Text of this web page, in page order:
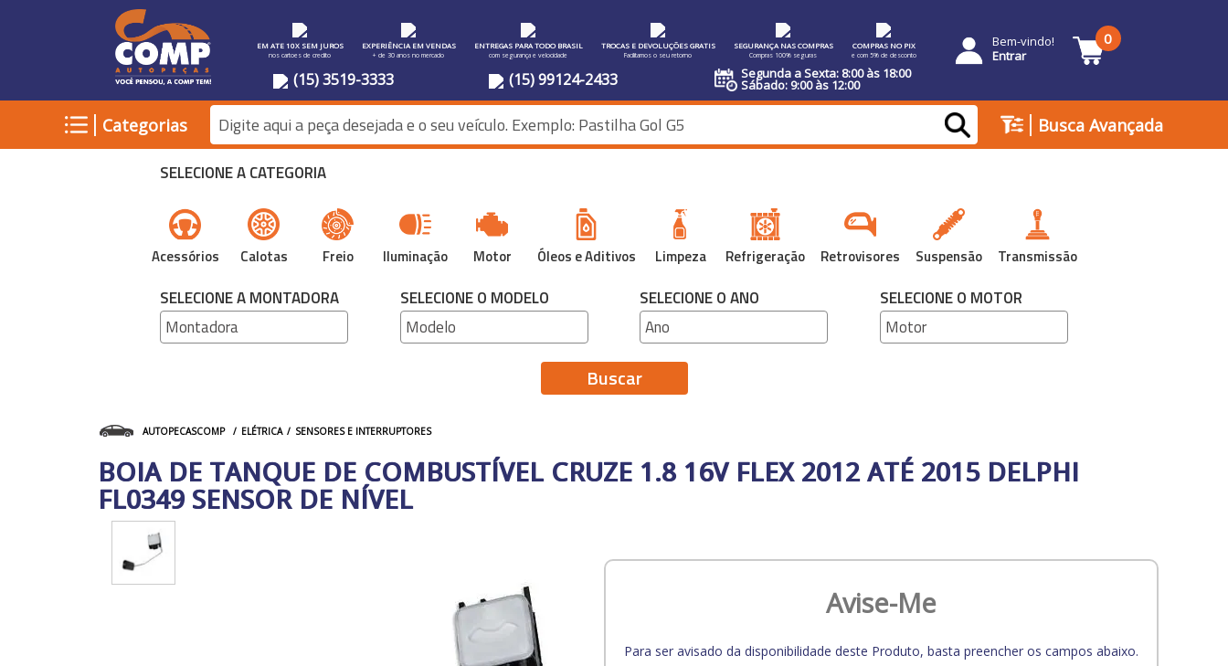
EM ATE 10X SEM JUROS
nos cartoes de credito
EXPERIÊNCIA EM VENDAS
+ de 30 anos no mercado
ENTREGAS PARA TODO BRASIL
com segurança e velocidade
TROCAS E DEVOLUÇÕES GRATIS
Facilitamos o seu retorno
SEGURANÇA NAS COMPRAS
Compras 100% seguras
COMPRAS NO PIX
e com 5% de desconto
(15) 3519-3333 (15) 99124-2433 Segunda a Sexta: 8:00 às 18:00
Sábado: 9:00 às 12:00
Bem-vindo!
Entrar
0
| Categorias | Busca Avançada
SELECIONE A CATEGORIA
Acessórios Calotas Freio Iluminação Motor Óleos e Aditivos Limpeza Refrigeração Retrovisores Suspensão Transmissão
SELECIONE A MONTADORA SELECIONE O MODELO SELECIONE O ANO SELECIONE O MOTOR
Buscar
AUTOPECASCOMP ELÉTRICA SENSORES E INTERRUPTORES
BOIA DE TANQUE DE COMBUSTÍVEL CRUZE 1.8 16V FLEX 2012 ATÉ 2015 DELPHI
FL0349 SENSOR DE NÍVEL
Avise-Me
Para ser avisado da disponibilidade deste Produto, basta preencher os campos abaixo.